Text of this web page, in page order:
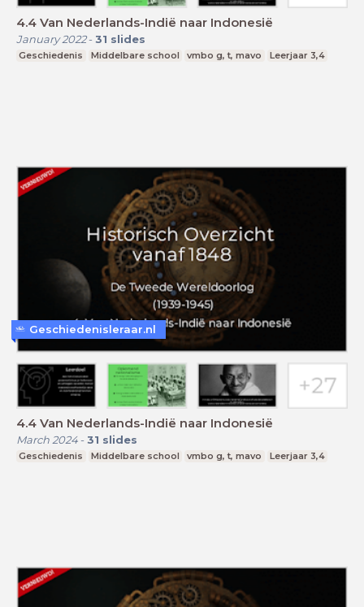
4.4 Van Nederlands-Indië naar Indonesië
January 2022- 31 slides
Geschiedenis Middelbare school vmbo g, t, mavo Leerjaar 3,4
4.4 Van Nederlands-Indië naar Indonesië
March 2024- 31 slides
Geschiedenis Middelbare school vmbo g, t, mavo Leerjaar 3,4
Geschiedenisleraar.nl